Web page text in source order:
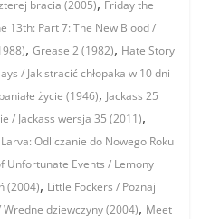
bracia (2005) Friday the
13th: Part 7: The New Blood /
,Grease 2 (1982), Hate Story
/ Jak stracić chłopaka w 10 dni
życie (1946), Jackass 25
/ Jackass wersja 35 (2011),
Odliczanie do Nowego Roku
Unfortunate Events / Lemony
(2004), Little Fockers / Poznaj
dziewczyny (2004), Meet